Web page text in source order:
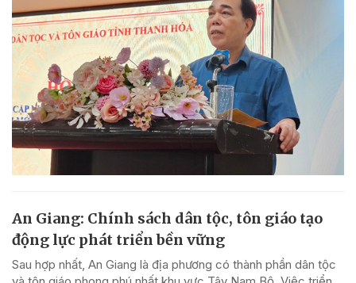
An Giang: Chính sách dân tộc, tôn giáo tạo
động lực phát triển bền vững
Sau hợp nhất, An Giang là địa phương có thành phần dân tộc